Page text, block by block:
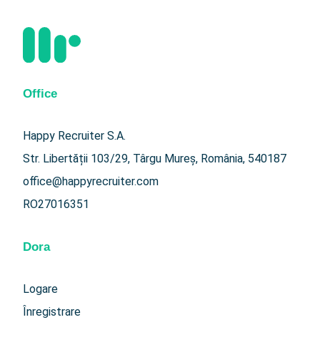
Office
Happy Recruiter S.A.
Str. Libertății 103/29, Târgu Mureș, România, 540187
office@happyrecruiter.com
RO27016351
Dora
Logare
Înregistrare